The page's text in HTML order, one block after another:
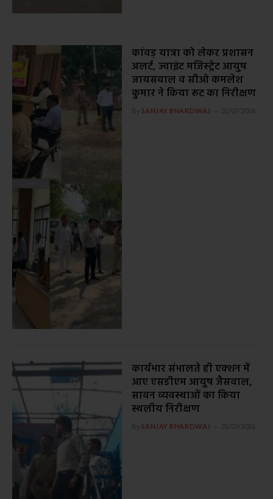
कांवड़ यात्रा को लेकर प्रशासन
अलर्ट, ज्वाइंट मजिस्ट्रेट आयुष
जायसवाल व सीओ कमलेश
कुमार ने किया रूट का निरीक्षण
By SANJAY BHARDWAJ 31/07/2026
कार्यभार संभालते ही एक्शन में
आए एसडीएम आयुष जैसवाल,
सावन व्यवस्थाओं का किया
स्थलीय निरीक्षण
By SANJAY BHARDWAJ 31/07/2026